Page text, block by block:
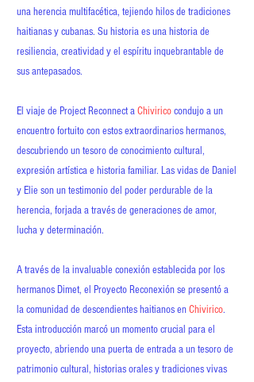
una herencia multifacética, tejiendo hilos de tradiciones
haitianas y cubanas. Su historia es una historia de
resiliencia, creatividad y el espíritu inquebrantable de
sus antepasados.
El viaje de Project Reconnect aChiviricocondujo a un
encuentro fortuito con estos extraordinarios hermanos,
descubriendo un tesoro de conocimiento cultural,
expresión artística e historia familiar. Las vidas de Daniel
y Elie son un testimonio del poder perdurable de la
herencia, forjada a través de generaciones de amor,
lucha y determinación.
A través de la invaluable conexión establecida por los
hermanos Dimet, el Proyecto Reconexión se presentó a
la comunidad de descendientes haitianos enChivirico.
Esta introducción marcó un momento crucial para el
proyecto, abriendo una puerta de entrada a un tesoro de
patrimonio cultural, historias orales y tradiciones vivas